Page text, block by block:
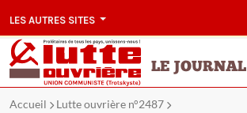
LES AUTRES SITES
LE JOURNAL
Accueil Lutte ouvrière n°2487